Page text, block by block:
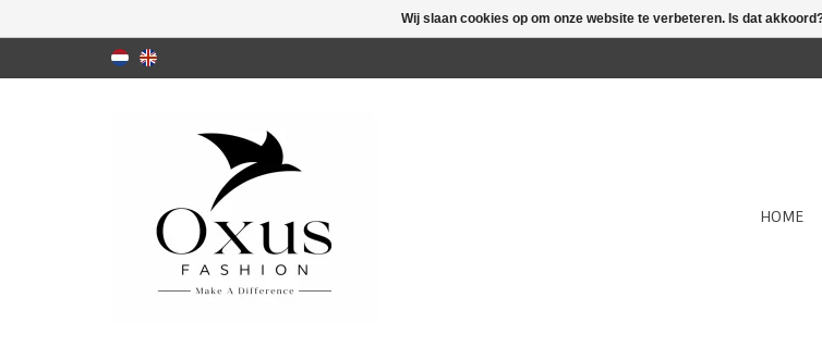
HOME
Wij slaan cookies op om onze website te verbeteren. Is dat